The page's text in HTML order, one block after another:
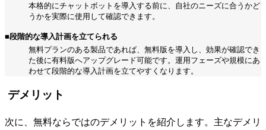
本格的にチャットボットを導入する前に、自社のニーズに合うかど
うかを実際に使用して確認できます。
■段階的な導入計画を立てられる
無料プランのある製品であれば、無料版を導入し、効果が確認でき
た後に有料版へアップグレード可能です。運用フェーズや規模にあ
わせて段階的な導入計画を立てやすくなります。
デメリット
次に、無料ならではのデメリットを紹介します。主なデメリ